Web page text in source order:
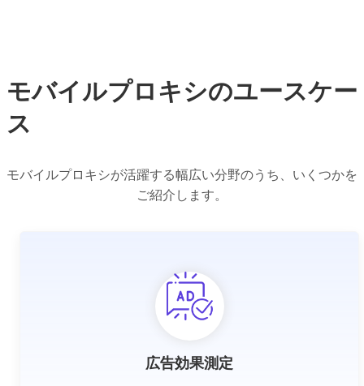
モバイルプロキシのユースケー
ス
モバイルプロキシが活躍する幅広い分野のうち、いくつかを
ご紹介します。
広告効果測定